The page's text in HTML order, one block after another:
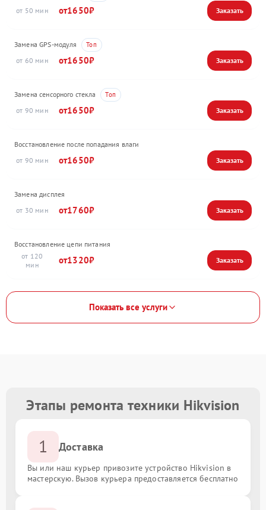
50
1650
Замена GPS-модуля
60
1650
Замена сенсорного стекла
90
1650
Восстановление после попадания влаги
90
1650
Замена дисплея
30
1760
Восстановление цепи питания
120
1320
Показать все услуги
Этапы ремонта техники Hikvision
1 Доставка
Вы или наш курьер привозите устройство Hikvision в
мастерскую. Вызов курьера предоставляется бесплатно